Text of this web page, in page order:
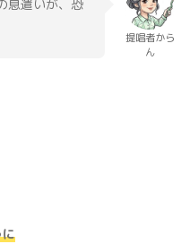
息遣いが、恐
提唱者から
ん